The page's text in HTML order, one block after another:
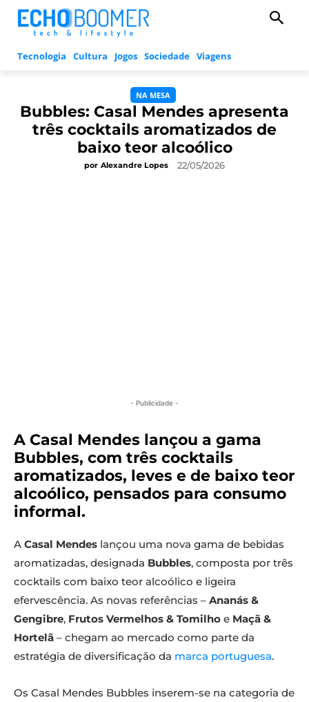
Tecnologia Cultura Jogos Sociedade Viagens
NA MESA
Bubbles: Casal Mendes apresenta
três cocktails aromatizados de
baixo teor alcoólico
por Alexandre Lopes 22/05/2026
- Publicidade -
A Casal Mendes lançou a gama
Bubbles, com três cocktails
aromatizados, leves e de baixo teor
alcoólico, pensados para consumo
informal.
A Casal Mendes lançou uma nova gama de bebidas
aromatizadas, designada Bubbles, composta por três
cocktails com baixo teor alcoólico e ligeira
efervescência. As novas referências – Ananás &
Gengibre, Frutos Vermelhos & Tomilho e Maçã &
Hortelã – chegam ao mercado como parte da
estratégia de diversificação da marca portuguesa.
Os Casal Mendes Bubbles inserem-se na categoria de